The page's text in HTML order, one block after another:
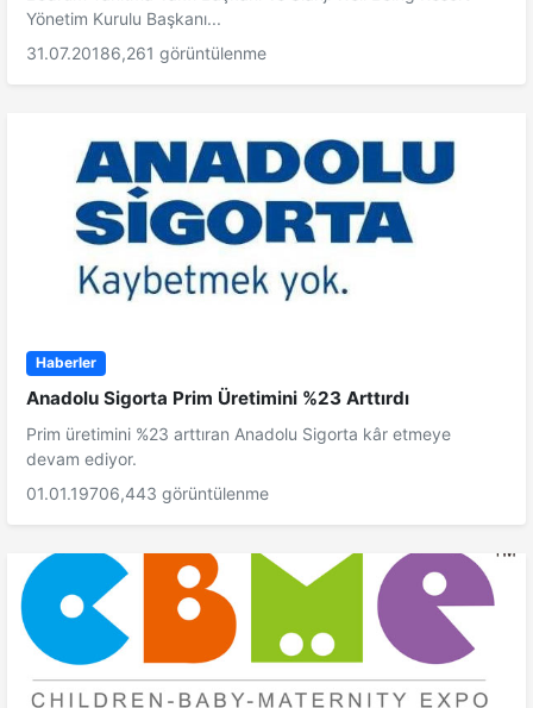
Yönetim Kurulu Başkanı...
31.07.20186,261 görüntülenme
Haberler
Anadolu Sigorta Prim Üretimini %23 Arttırdı
Prim üretimini %23 arttıran Anadolu Sigorta kâr etmeye
devam ediyor.
01.01.19706,443 görüntülenme